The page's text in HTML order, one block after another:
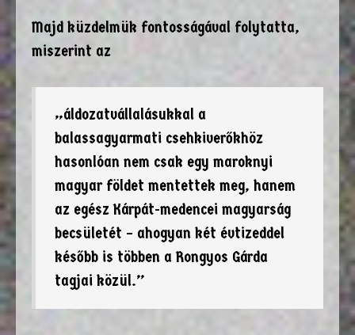
Majd küzdelmük fontosságával folytatta,
miszerint az
„áldozatvállalásukkal a
balassagyarmati csehkiverőkhöz
hasonlóan nem csak egy maroknyi
magyar földet mentettek meg, hanem
az egész Kárpát-medencei magyarság
becsületét – ahogyan két évtizeddel
később is többen a Rongyos Gárda
tagjai közül.”